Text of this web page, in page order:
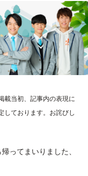
載当初、記事内の表現に
しております。お詫びし
ってまいりました、